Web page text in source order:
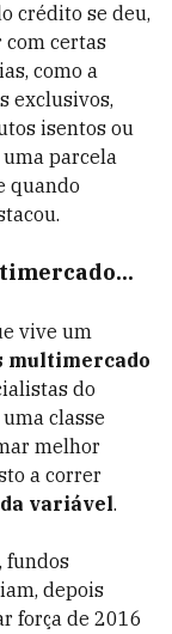
crédito se deu,
com certas
como a
exclusivos,
isentos ou
uma parcela
quando
vive um
multimercado
do
classe
melhor
a correr
variável.
fundos
depois
força de 2016